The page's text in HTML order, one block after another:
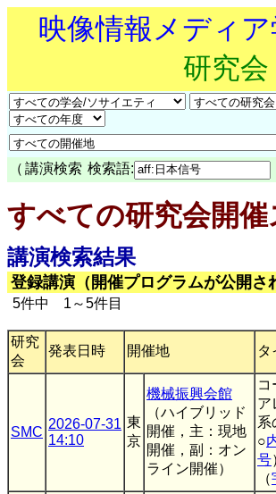
映像情報メディ
研究
（ 講演検索 検索語:
すべての研究会開
講演検索結果
登録講演（開催プログラムが公開さ
5件中 1～5件目
研究
会
発表日時 開催地 タ
SMC
2026-07-31
14:10
東
京
機械振興会館
（ハイブリッド
開催，主：現地
開催，副：オン
ライン開催）
コ
ア
系
○
号
（